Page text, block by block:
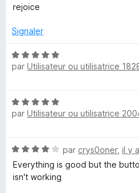
u
5
é
s
r
5
rejoice
Signaler
N
o
5
s
5
par Utilisateur ou utilisatrice
N
o
5
s
u
par Utilisateur ou utilisatrice
N
o
t
par crys0oner, il y
Everything is good but the
isn't working